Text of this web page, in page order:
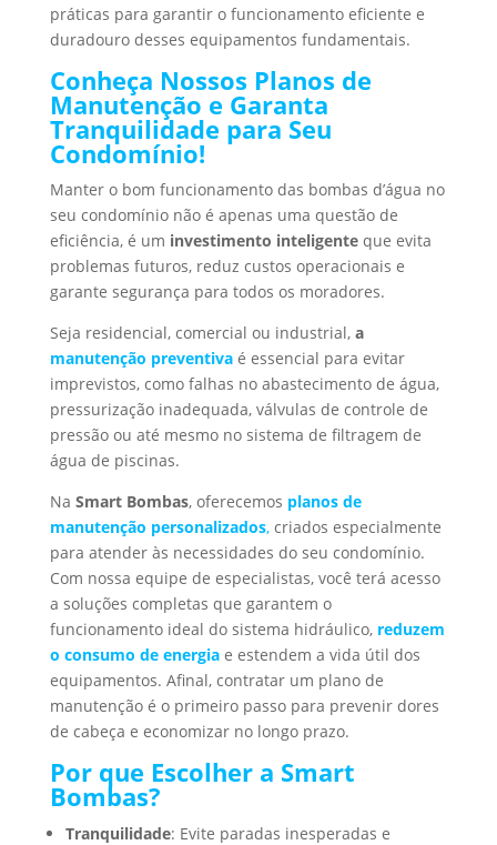
práticas para garantir o funcionamento eficiente e
duradouro desses equipamentos fundamentais.
Conheça Nossos Planos de
Manutenção e Garanta
Tranquilidade para Seu
Condomínio!
Manter o bom funcionamento das bombas d’água no
seu condomínio não é apenas uma questão de
eficiência, é um investimento inteligenteque evita
problemas futuros, reduz custos operacionais e
garante segurança para todos os moradores.
Seja residencial, comercial ou industrial, a
manutenção preventivaé essencial para evitar
imprevistos, como falhas no abastecimento de água,
pressurização inadequada, válvulas de controle de
pressão ou até mesmo no sistema de filtragem de
água de piscinas.
Na Smart Bombas, oferecemos planos de
manutenção personalizados,criados especialmente
para atender às necessidades do seu condomínio.
Com nossa equipe de especialistas, você terá acesso
a soluções completas que garantem o
funcionamento ideal do sistema hidráulico, reduzem
o consumo de energiae estendem a vida útil dos
equipamentos. Afinal, contratar um plano de
manutenção é o primeiro passo para prevenir dores
de cabeça e economizar no longo prazo.
Por que Escolher a Smart
Bombas?
Tranquilidade: Evite paradas inesperadas e